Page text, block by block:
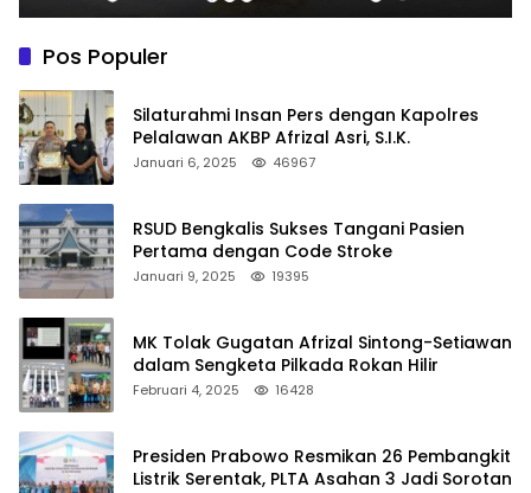
Pos Populer
Silaturahmi Insan Pers dengan Kapolres
Pelalawan AKBP Afrizal Asri, S.I.K.
Januari 6, 2025 46967
RSUD Bengkalis Sukses Tangani Pasien
Pertama dengan Code Stroke
Januari 9, 2025 19395
MK Tolak Gugatan Afrizal Sintong-Setiawan
dalam Sengketa Pilkada Rokan Hilir
Februari 4, 2025 16428
Presiden Prabowo Resmikan 26 Pembangkit
Listrik Serentak, PLTA Asahan 3 Jadi Sorotan